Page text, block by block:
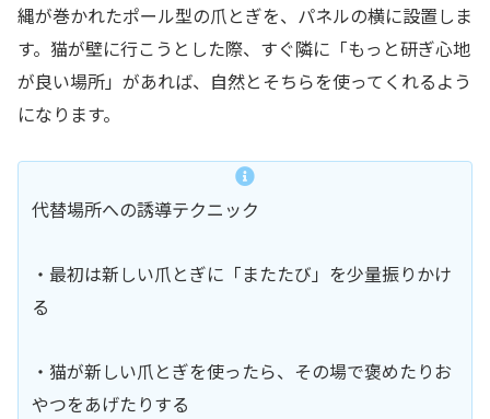
縄が巻かれたポール型の爪とぎを、パネルの横に設置しま
す。猫が壁に行こうとした際、すぐ隣に「もっと研ぎ心地
が良い場所」があれば、自然とそちらを使ってくれるよう
になります。
代替場所への誘導テクニック
・最初は新しい爪とぎに「またたび」を少量振りかけ
る
・猫が新しい爪とぎを使ったら、その場で褒めたりお
やつをあげたりする